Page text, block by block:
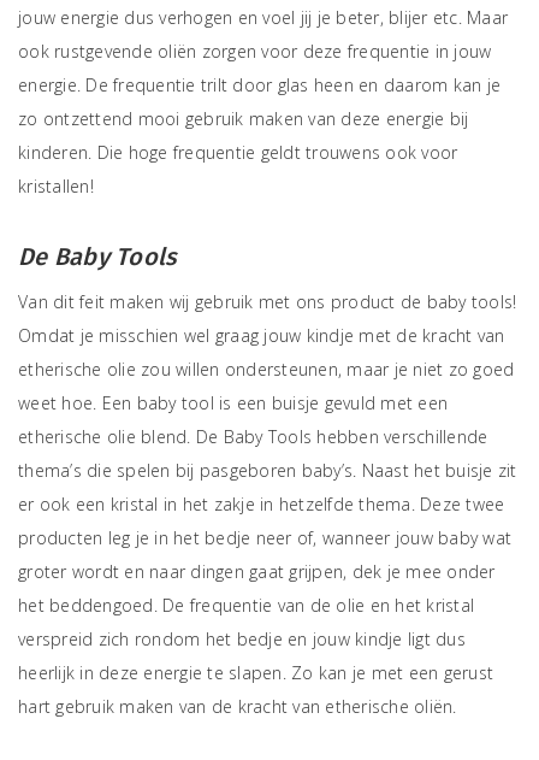
jouw energie dus verhogen en voel jij je beter, blijer etc. Maar
ook rustgevende oliën zorgen voor deze frequentie in jouw
energie. De frequentie trilt door glas heen en daarom kan je
zo ontzettend mooi gebruik maken van deze energie bij
kinderen. Die hoge frequentie geldt trouwens ook voor
kristallen!
De Baby Tools
Van dit feit maken wij gebruik met ons product de baby tools!
Omdat je misschien wel graag jouw kindje met de kracht van
etherische olie zou willen ondersteunen, maar je niet zo goed
weet hoe. Een baby tool is een buisje gevuld met een
etherische olie blend. De Baby Tools hebben verschillende
thema’s die spelen bij pasgeboren baby’s. Naast het buisje zit
er ook een kristal in het zakje in hetzelfde thema. Deze twee
producten leg je in het bedje neer of, wanneer jouw baby wat
groter wordt en naar dingen gaat grijpen, dek je mee onder
het beddengoed. De frequentie van de olie en het kristal
verspreid zich rondom het bedje en jouw kindje ligt dus
heerlijk in deze energie te slapen. Zo kan je met een gerust
hart gebruik maken van de kracht van etherische oliën.